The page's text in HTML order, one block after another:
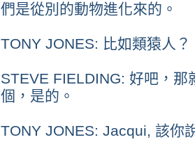
們是從別的動物進化來的。
TONY JONES: 比如類猿人？
STEVE FIELDING: 好吧，
個，是的。
TONY JONES: Jacqui, 該你